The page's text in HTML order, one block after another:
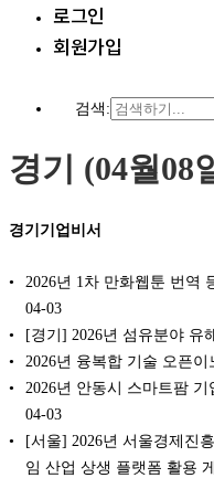
로그인
회원가입
검색:
경기 (04월08
경기기업비서
2026년 1차 만화웹툰 번역
04-03
[경기] 2026년 섬유분야 유
2026년 융복합 기술 오픈
2026년 안동시 스마트팜
04-03
[서울] 2026년 서울경제진
임 산업 상생 플랫폼 활용